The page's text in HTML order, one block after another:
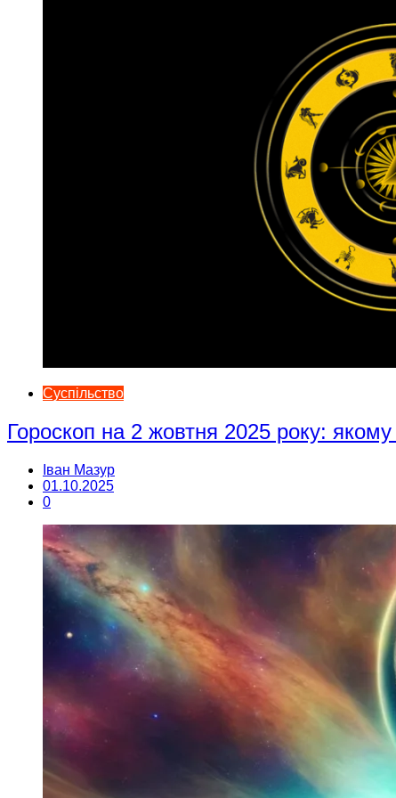
Суспільство
Гороскоп на 2 жовтня 2025 року:
Іван Мазур
01.10.2025
0